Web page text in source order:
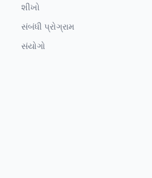
શીખો
સંબંધી પ્રોગ્રામ
સંયોગો